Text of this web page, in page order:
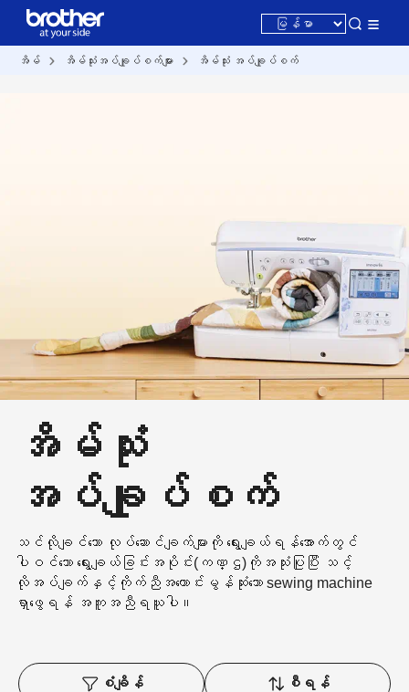
အိမ် အိမ်သုံးအပ်ချုပ်စက်များ အိမ်သုံး အပ်ချုပ်စက်
အိမ်သုံး
အပ်ချုပ်စက်
သင်လိုချင်သော လုပ်ဆောင်ချက်များကို ရွေးချယ်ရန်အောက်တွင်
ပါဝင်သော ရွေးချယ်ခြင်းအပိုင်း(ကဏ္ဌ)ကိုအသုံးပြုပြီး သင့်
လိုအပ်ချက်နှင့်ကိုက်ညီအကောင်းမွန်ဆုံးသော sewing machine
ရှာဖွေရန် အကူအညီရယူပါ။
စံချိန် စီရန်